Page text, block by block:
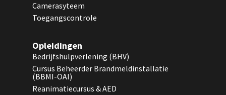
Camerasyteem
Toegangscontrole
Opleidingen
Bedrijfshulpverlening (BHV)
Cursus Beheerder Brandmeldinstallatie
(BBMI-OAI)
Reanimatiecursus & AED